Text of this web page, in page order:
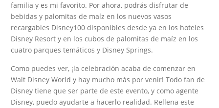
familia y es mi favorito. Por ahora, podrás disfrutar de
bebidas y palomitas de maíz en los nuevos vasos
recargables Disney100 disponibles desde ya en los hoteles
Disney Resort y en los cubos de palomitas de maíz en los
cuatro parques temáticos y Disney Springs.
Como puedes ver, ¡la celebración acaba de comenzar en
Walt Disney World y hay mucho más por venir! Todo fan de
Disney tiene que ser parte de este evento, y como agente
Disney, puedo ayudarte a hacerlo realidad. Rellena este